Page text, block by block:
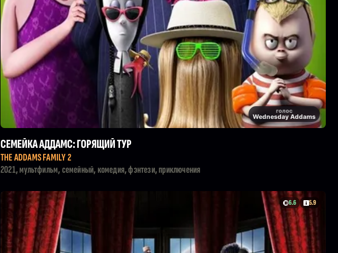
голос
Wednesday Addams
СЕМЕЙКА АДДАМС: ГОРЯЩИЙ ТУР
THE ADDAMS FAMILY 2
2021, мультфильм, семейный, комедия, фэнтези, приключения
6.6 5.9